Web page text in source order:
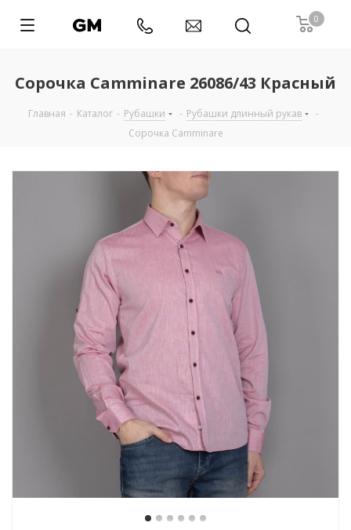
0
Сорочка Camminare 26086/43 Красный
Главная - Каталог - Рубашки - Рубашки длинный рукав
-
Сорочка Camminare